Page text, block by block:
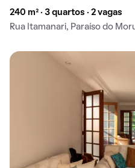
240 m² · 3 quartos · 2 vagas
Rua Itamanari, Paraíso do